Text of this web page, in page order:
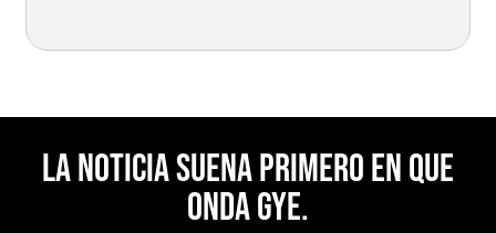
La noticia suena primero en Que
Onda Gye.